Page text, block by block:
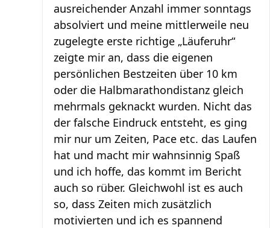
ausreichender Anzahl immer sonntags
absolviert und meine mittlerweile neu
zugelegte erste richtige „Läuferuhr“
zeigte mir an, dass die eigenen
persönlichen Bestzeiten über 10 km
oder die Halbmarathondistanz gleich
mehrmals geknackt wurden. Nicht das
der falsche Eindruck entsteht, es ging
mir nur um Zeiten, Pace etc. das Laufen
hat und macht mir wahnsinnig Spaß
und ich hoffe, das kommt im Bericht
auch so rüber. Gleichwohl ist es auch
so, dass Zeiten mich zusätzlich
motivierten und ich es spannend